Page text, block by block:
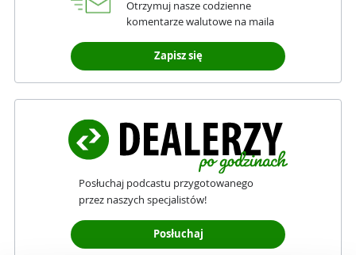
Otrzymuj nasze codzienne
komentarze walutowe na maila
Zapisz się
Posłuchaj podcastu przygotowanego
przez naszych specjalistów!
Posłuchaj